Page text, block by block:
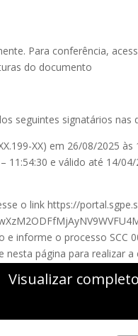
Para conferência,
do documento
seguintes signatários nas
XX) em 26/08/2025 às
11:54:30 e válido até 14/04/
o link https://
informe o processo SCC
página para realizar a
Visualizar